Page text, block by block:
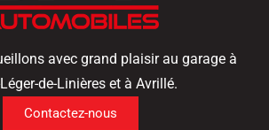
avec grand plaisir au garage à
de-Linières et à Avrillé.
Contactez-nous